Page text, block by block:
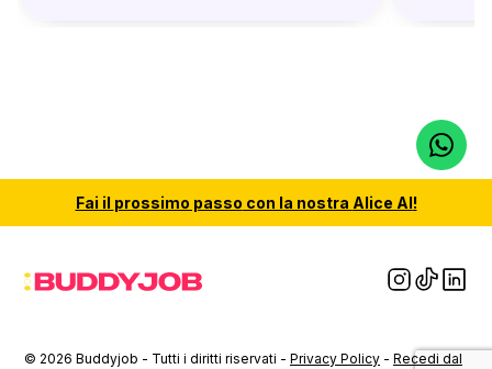
Fai il prossimo passo con la nostra Alice AI!
© 2026 Buddyjob - Tutti i diritti riservati - Privacy Policy - Recedi dal